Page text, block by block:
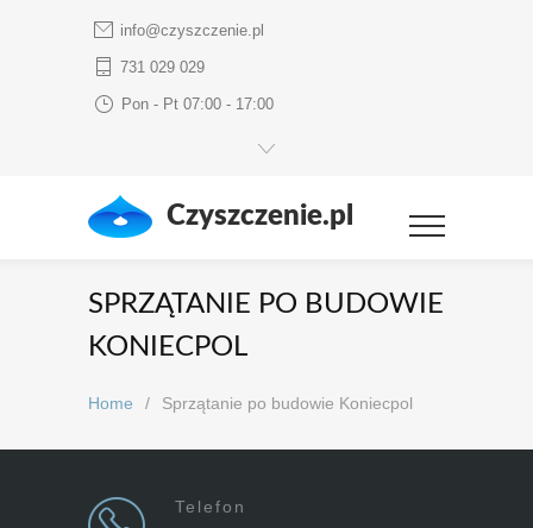
info@czyszczenie.pl
731 029 029
Pon - Pt 07:00 - 17:00
Czyszczenie.pl
SPRZĄTANIE PO BUDOWIE
KONIECPOL
Home / Sprzątanie po budowie Koniecpol
Telefon